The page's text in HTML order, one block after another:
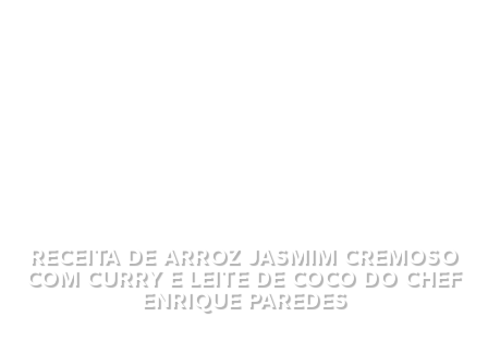
RECEITA DE ARROZ JASMIM CREMOSO
COM CURRY E LEITE DE COCO DO CHEF
ENRIQUE PAREDES